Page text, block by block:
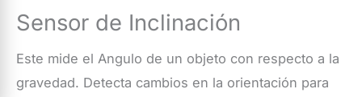
Sensor de Inclinación
Este mide el Angulo de un objeto con respecto a la
gravedad. Detecta cambios en la orientación para